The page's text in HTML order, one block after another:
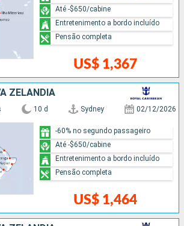
US$ 1,367
Até -$650/cabine
Entretenimento a bordo incluído
Pensão completa
ZELÂNDIA
10 d Sydney 02/12/2026
US$ 1,464
-60% no segundo passageiro
Até -$650/cabine
Entretenimento a bordo incluído
Pensão completa